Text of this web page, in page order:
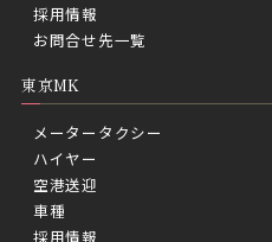
採用情報
お問合せ先一覧
東京MK
メータータクシー
ハイヤー
空港送迎
車種
採用情報